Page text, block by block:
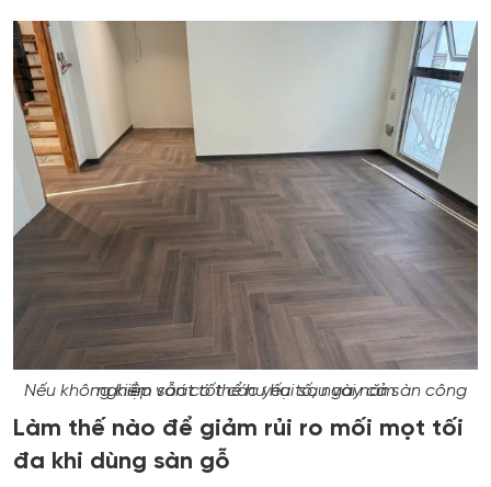
Nếu không kiểm soát tốt các yếu tố, ngay cả sàn công nghiệp vẫn có thể hư hại sau vài năm
Làm thế nào để giảm rủi ro mối mọt tối
đa khi dùng sàn gỗ